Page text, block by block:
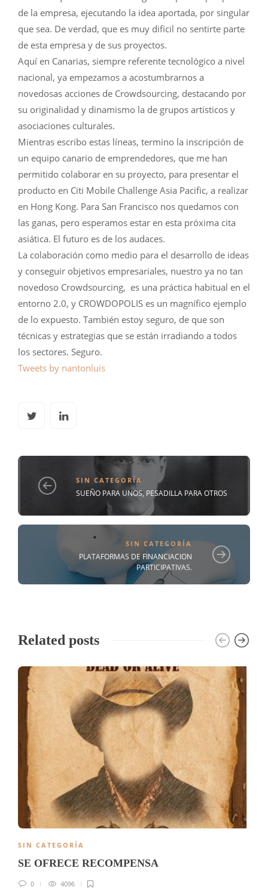
de la empresa, ejecutando la idea aportada, por singular
que sea. De verdad, que es muy difícil no sentirte parte
de esta empresa y de sus proyectos.
Aquí en Canarias, siempre referente tecnológico a nivel
nacional, ya empezamos a acostumbrarnos a
novedosas acciones de Crowdsourcing, destacando por
su originalidad y dinamismo la de grupos artísticos y
asociaciones culturales.
Mientras escribo estas líneas, termino la inscripción de
un equipo canario de emprendedores, que me han
permitido colaborar en su proyecto, para presentar el
producto en Citi Mobile Challenge Asia Pacific, a realizar
en Hong Kong. Para San Francisco nos quedamos con
las ganas, pero esperamos estar en esta próxima cita
asiática. El futuro es de los audaces.
La colaboración como medio para el desarrollo de ideas
y conseguir objetivos empresariales, nuestro ya no tan
novedoso Crowdsourcing, es una práctica habitual en el
entorno 2.0, y CROWDOPOLIS es un magnífico ejemplo
de lo expuesto. También estoy seguro, de que son
técnicas y estrategias que se están irradiando a todos
los sectores. Seguro.
Tweets by nantonluis
SIN CATEGORÍA
SUEÑO PARA UNOS, PESADILLA PARA OTROS
SIN CATEGORÍA
PLATAFORMAS DE FINANCIACION
PARTICIPATIVAS.
Related posts
SIN CATEGORÍA
SE OFRECE RECOMPENSA
0 4096